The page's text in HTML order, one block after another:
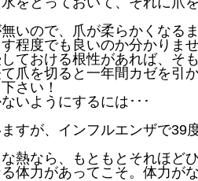
いので、爪が柔らかくなる
程度でも良いのか分かりま
ておける根性があれば、そ
爪を切ると一年間カゼを引
さい！
いようにするには･･･
すが、インフルエンザで39
熱なら、もともとそれほど
体力があってこそ。体力が